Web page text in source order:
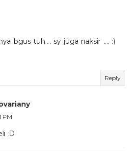
bgus tuh.... sy juga naksir .... :)
Reply
PM
:D